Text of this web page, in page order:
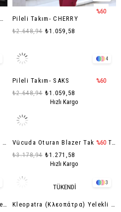
Pileli Takım- CHERRY
₺1.059,58
₺2.648,94
%60
4
Pileli Takım- SAKS
₺1.059,58
₺2.648,94
%60
Hızlı Kargo
₺1.271,58
₺3.178,94
%60
Hızlı Kargo
TÜKENDI
3